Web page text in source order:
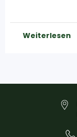
Weiterlesen